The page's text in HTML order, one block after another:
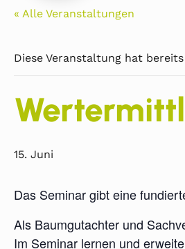
« Alle Veranstaltungen
Diese Veranstaltung hat
15. Juni
Das Seminar gibt eine
Als Baumgutachter und
Im Seminar lernen und